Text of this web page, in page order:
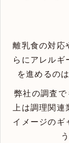
離乳食の対応
らにアレルギ
を進めるの
弊社の調査
上は調理関連
イメージのギ